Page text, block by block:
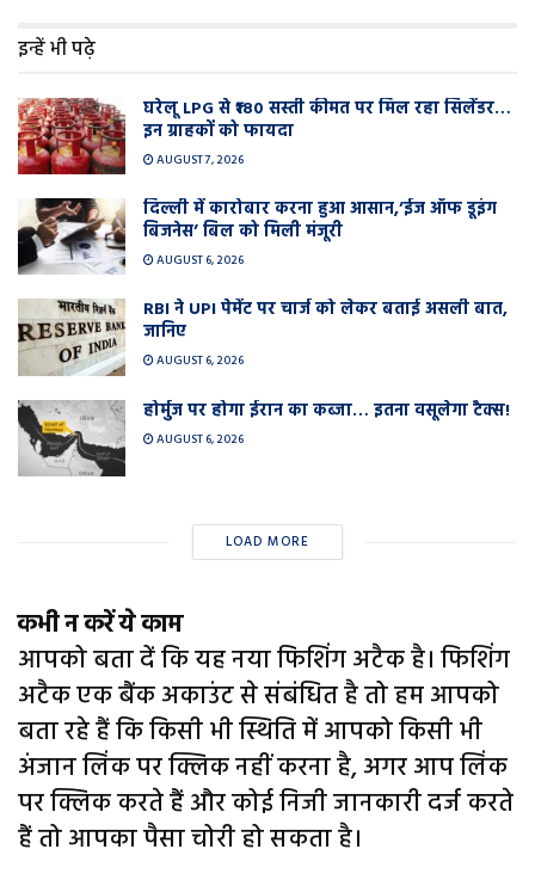
इन्हें भी पढ़े
घरेलू LPG से ₹180 सस्ती कीमत पर मिल रहा सिलेंडर…
इन ग्राहकों को फायदा
AUGUST 7, 2026
दिल्ली में कारोबार करना हुआ आसान,’ईज ऑफ डूइंग
बिजनेस’ बिल को मिली मंजूरी
AUGUST 6, 2026
RBI ने UPI पेमेंट पर चार्ज को लेकर बताई असली बात,
जानिए
AUGUST 6, 2026
होर्मुज पर होगा ईरान का कब्जा… इतना वसूलेगा टैक्स!
AUGUST 6, 2026
LOAD MORE
कभी न करें ये काम
आपको बता दें कि यह नया फिशिंग अटैक है। फिशिंग
अटैक एक बैंक अकाउंट से संबंधित है तो हम आपको
बता रहे हैं कि किसी भी स्थिति में आपको किसी भी
अंजान लिंक पर क्लिक नहीं करना है, अगर आप लिंक
पर क्लिक करते हैं और कोई निजी जानकारी दर्ज करते
हैं तो आपका पैसा चोरी हो सकता है।